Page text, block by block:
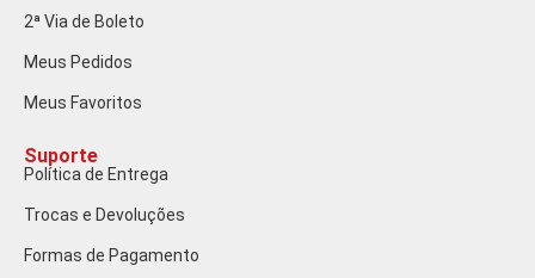
2ª Via de Boleto
Meus Pedidos
Meus Favoritos
Suporte
Política de Entrega
Trocas e Devoluções
Formas de Pagamento